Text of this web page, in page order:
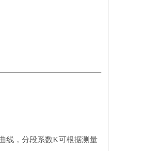
线，分段系数K可根据测量